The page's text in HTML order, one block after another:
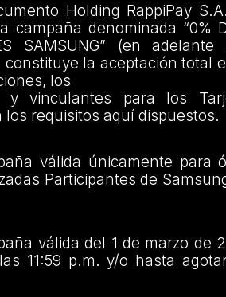
Holding RappiPay
denominada “0%
SAMSUNG” (en
la aceptación total
los
y vinculantes para los
requisitos aquí dispuestos.
válida únicamente para
Participantes de
válida del 1 de marzo de
11:59 p.m. y/o hasta